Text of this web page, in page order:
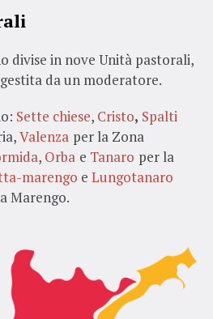
divise in nove Unità pastorali,
da un moderatore.
Sette chiese, Cristo, Spalti
Valenza per la Zona
, Orba e Tanaro per la
marengo e Lungotanaro
Marengo.